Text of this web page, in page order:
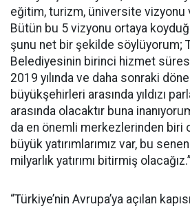
eğitim, turizm, üniversite vizyonu
Bütün bu 5 vizyonu ortaya
şunu net bir şekilde söylüyorum;
Belediyesinin birinci hizmet
2019 yılında ve daha sonraki
büyükşehirleri arasında yıldızı
arasında olacaktır buna
da en önemli merkezlerinden biri
büyük yatırımlarımız var, bu
milyarlık yatırımı bitirmiş olacağız.”
“Türkiye’nin Avrupa’ya açılan